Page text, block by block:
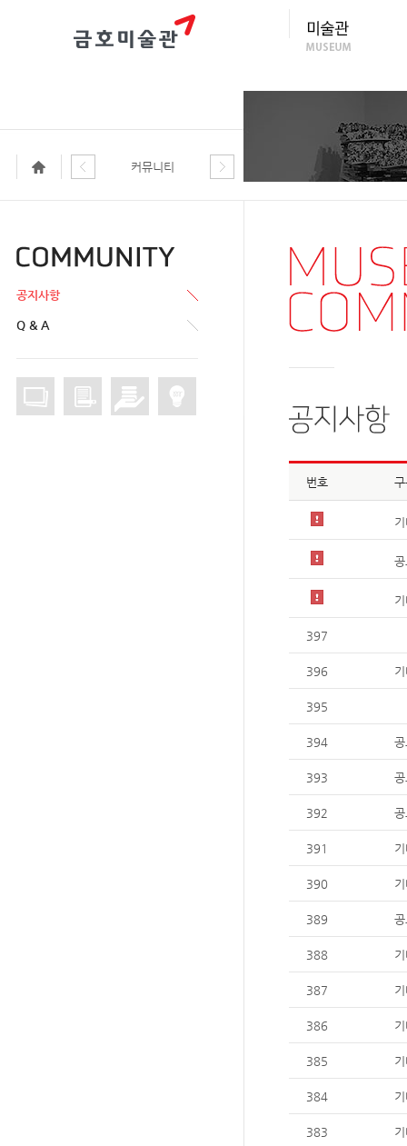
커뮤니티
공지사항
Q & A
번호
397
396
395
394
393
392
391
390
389
388
387
386
385
384
383